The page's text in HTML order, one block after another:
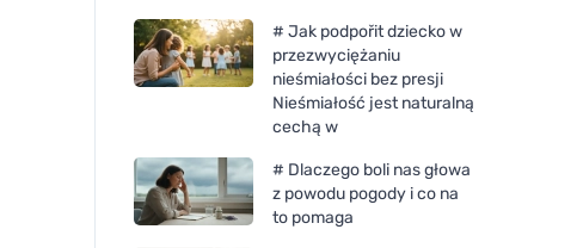
# Jak podpořit dziecko w
przezwyciężaniu
nieśmiałości bez presji
Nieśmiałość jest naturalną
cechą w
# Dlaczego boli nas głowa
z powodu pogody i co na
to pomaga